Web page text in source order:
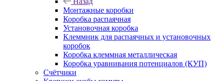
Монтажные коробки
Коробка распаячная
Установочная коробка
Клеммник для распаячных и установочных
коробок
Коробка клеммная металлическая
Коробка уравнивания потенциалов (КУП)
Счётчики